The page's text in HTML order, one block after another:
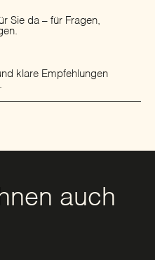
Sie da – für Fragen,
klare Empfehlungen
auch